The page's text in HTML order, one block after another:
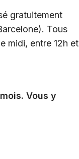
gratuitement
Tous
midi, entre 12h et
Vous y